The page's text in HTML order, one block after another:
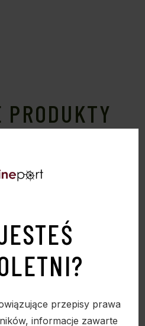
przepisy prawa
informacje zawarte
PRODUKTY